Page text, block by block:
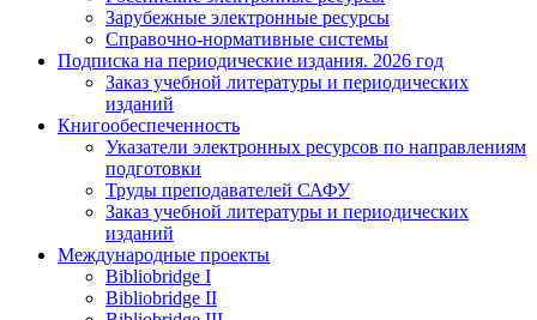
Зарубежные электронные ресурсы
Справочно-нормативные системы
Подписка на периодические издания. 2026 год
Заказ учебной литературы и периодических
изданий
Книгообеспеченность
Указатели электронных ресурсов по направлениям
подготовки
Труды преподавателей САФУ
Заказ учебной литературы и периодических
изданий
Международные проекты
Bibliobridge I
Bibliobridge II